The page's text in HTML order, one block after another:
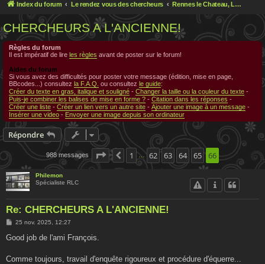
Index du forum Le rendez vous des chercheurs Rennes le Chateau, Le rendez-vous des chercheurs
CHERCHEURS A L'ANCIENNE!
Règles du forum
Il est impératif de lire les règles avant de poster sur le forum!
Aides du forum
Si vous avez des difficultés pour poster votre message (édition, mise en page,
BBcodes...) consultez la F.A.Q. ou consultez le guide:
Créer du texte en gras, italique et souligné - Changer la taille ou la couleur du texte -
Puis-je combiner les balises de mise en forme ? - Citation dans les réponses -
Créer une liste - Créer un lien vers un autre site - Ajouter une image à un message -
Insérer une video - Envoyer une image depuis son ordinateur
Répondre
988 messages Page 66 sur 66
Précédente
1 … 62 63 64 65 66
Philemon
Spécialiste RLC
Re: CHERCHEURS A L'ANCIENNE!
M
s
g
25 nov. 2025, 12:27
Good job de l'ami François.
Comme toujours, travail d'enquête rigoureux et procédure d'équerre...